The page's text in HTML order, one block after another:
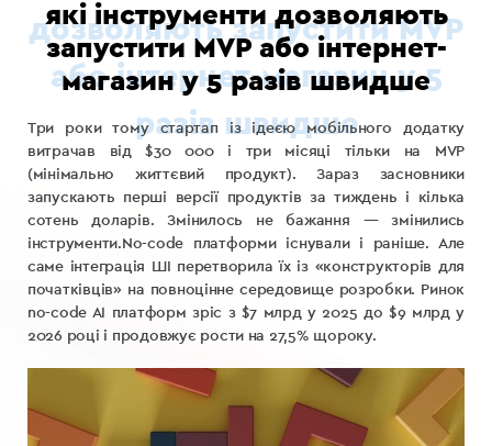
які інструменти дозволяють
запустити MVP або інтернет-
магазин у 5 разів швидше
Три роки тому стартап із ідеєю мобільного додатку
витрачав від $30 000 і три місяці тільки на MVP
(мінімально життєвий продукт). Зараз засновники
запускають перші версії продуктів за тиждень і кілька
сотень доларів. Змінилось не бажання — змінились
інструменти.No-code платформи існували і раніше. Але
саме інтеграція ШІ перетворила їх із «конструкторів для
початківців» на повноцінне середовище розробки. Ринок
no-code AI платформ зріс з $7 млрд у 2025 до $9 млрд у
2026 році і продовжує рости на 27,5% щороку.